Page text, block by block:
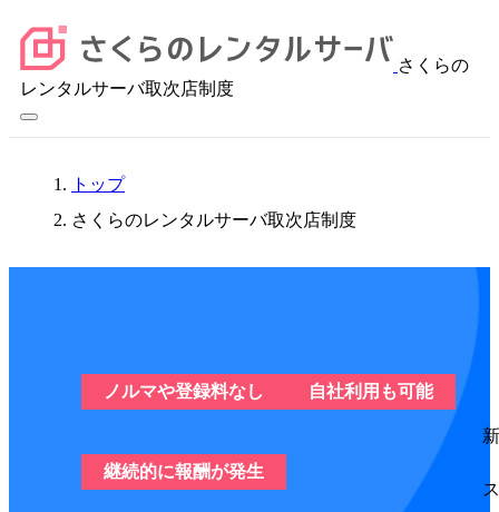
さくらの
レンタルサーバ取次店制度
トップ
さくらのレンタルサーバ取次店制度
ノルマや登録料なし 自社利用も可能
継続的に報酬が発生